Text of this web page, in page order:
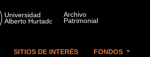
SITIOS DE INTERÉS FONDOS